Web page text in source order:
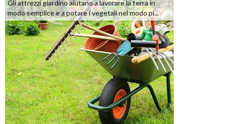
Gli attrezzi giardino aiutano a lavorare la terra in
modo semplice e a potare i vegetali nel modo pi...